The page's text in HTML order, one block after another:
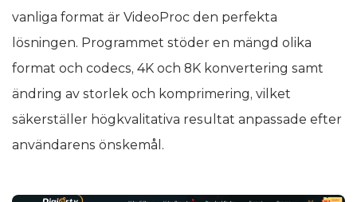
vanliga format är VideoProc den perfekta
lösningen. Programmet stöder en mängd olika
format och codecs, 4K och 8K konvertering samt
ändring av storlek och komprimering, vilket
säkerställer högkvalitativa resultat anpassade efter
användarens önskemål.